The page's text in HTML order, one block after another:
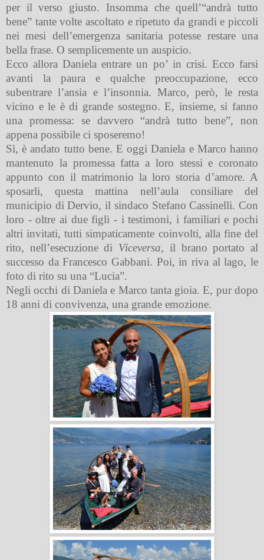
per il verso giusto. Insomma che quell’“andrà tutto
bene” tante volte ascoltato e ripetuto da grandi e piccoli
nei mesi dell’emergenza sanitaria potesse restare una
bella frase. O semplicemente un auspicio.
Ecco allora Daniela entrare un po’ in crisi. Ecco farsi
avanti la paura e qualche preoccupazione, ecco
subentrare l’ansia e l’insonnia. Marco, però, le resta
vicino e le è di grande sostegno. E, insieme, si fanno
una promessa: se davvero “andrà tutto bene”, non
appena possibile ci sposeremo!
Sì, è andato tutto bene. E oggi Daniela e Marco hanno
mantenuto la promessa fatta a loro stessi e coronato
appunto con il matrimonio la loro storia d’amore. A
sposarli, questa mattina nell’aula consiliare del
municipio di Dervio, il sindaco Stefano Cassinelli. Con
loro - oltre ai due figli - i testimoni, i familiari e pochi
altri invitati, tutti simpaticamente coinvolti, alla fine del
rito, nell’esecuzione di Viceversa, il brano portato al
successo da Francesco Gabbani. Poi, in riva al lago, le
foto di rito su una “Lucia”.
Negli occhi di Daniela e Marco tanta gioia. E, pur dopo
18 anni di convivenza, una grande emozione.